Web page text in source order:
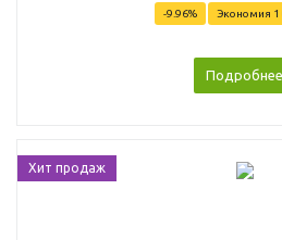
-9.96% Экономия 1
Подробнее
Хит продаж